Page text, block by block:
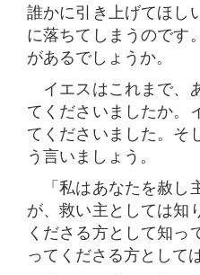
誰かに引き上げてほし
に落ちてしまうのです
があるでしょうか。
イエスはこれまで、
てくださいましたか。
てくださいました。そ
う言いましょう。
「私はあなたを赦し
が、救い主としては知
くださる方として知っ
ってくださる方として